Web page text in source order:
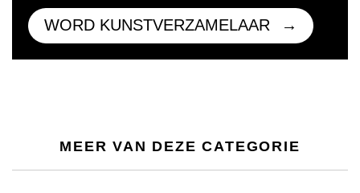
WORD KUNSTVERZAMELAAR
MEER VAN DEZE CATEGORIE